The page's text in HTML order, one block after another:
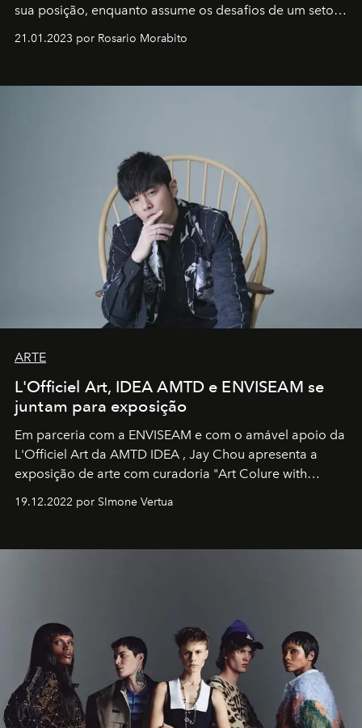
sua posição, enquanto assume os desafios de um setor
em rápida evolução e redefinindo o conceito de luxo
21.01.2023 por Rosario Morabito
ARTE
L'Officiel Art, IDEA AMTD e ENVISEAM se
juntam para exposição
Em parceria com a ENVISEAM e com o amável apoio da
L'Officiel Art da AMTD IDEA , Jay Chou apresenta a
exposição de arte com curadoria "Art Colure with
19.12.2022 por SImone Vertua